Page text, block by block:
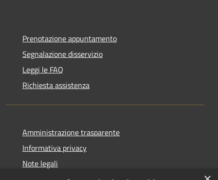
Prenotazione appuntamento
Segnalazione disservizio
Leggi le FAQ
Richiesta assistenza
Amministrazione trasparente
Informativa privacy
Note legali